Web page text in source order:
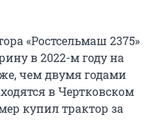
«Ростсельмаш 2375»
в2022-мгоду на
чем двумя годами
в Чертковском
купил трактор за